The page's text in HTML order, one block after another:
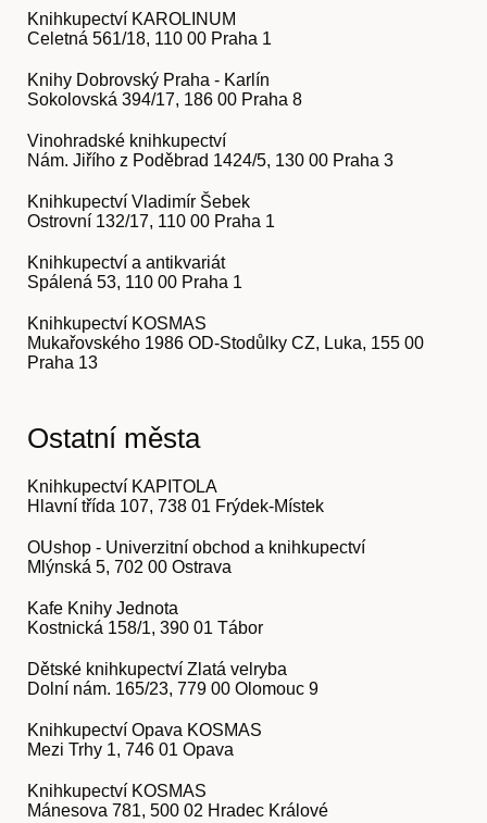
Obchod
Knihkupectví KAROLINUM
Celetná 561/18, 110 00 Praha 1
Knihy Dobrovský Praha - Karlín
Sokolovská 394/17, 186 00 Praha 8
Vinohradské knihkupectví
Nám. Jiřího z Poděbrad 1424/5, 130 00 Praha 3
Knihkupectví Vladimír Šebek
Ostrovní 132/17, 110 00 Praha 1
Knihkupectví a antikvariát
Spálená 53, 110 00 Praha 1
Knihkupectví KOSMAS
Mukařovského 1986 OD-Stodůlky CZ, Luka, 155 00
Praha 13
Ostatní města
Knihkupectví KAPITOLA
Hlavní třída 107, 738 01 Frýdek-Místek
OUshop - Univerzitní obchod a knihkupectví
Mlýnská 5, 702 00 Ostrava
Kafe Knihy Jednota
Kostnická 158/1, 390 01 Tábor
Dětské knihkupectví Zlatá velryba
Dolní nám. 165/23, 779 00 Olomouc 9
Knihkupectví Opava KOSMAS
Mezi Trhy 1, 746 01 Opava
Knihkupectví KOSMAS
Mánesova 781, 500 02 Hradec Králové